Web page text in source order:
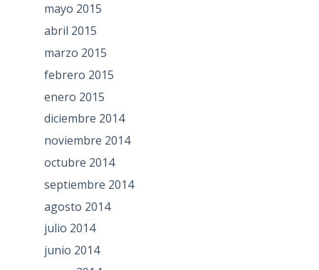
mayo 2015
abril 2015
marzo 2015
febrero 2015
enero 2015
diciembre 2014
noviembre 2014
octubre 2014
septiembre 2014
agosto 2014
julio 2014
junio 2014